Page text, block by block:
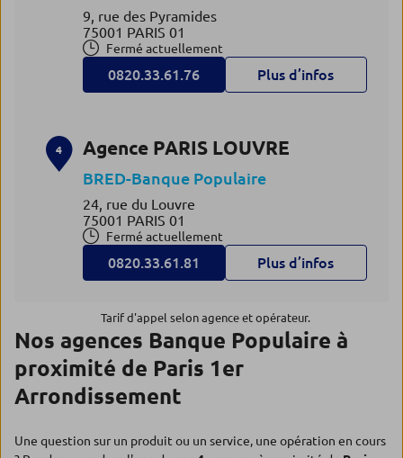
9, rue des Pyramides
75001 PARIS 01
Fermé actuellement
0820.33.61.76 Plus d’infos
4 Agence PARIS LOUVRE
BRED-Banque Populaire
24, rue du Louvre
75001 PARIS 01
Fermé actuellement
0820.33.61.81 Plus d’infos
Tarif d'appel selon agence et opérateur.
Nos agences Banque Populaire à
proximité de Paris 1er
Arrondissement
Une question sur un produit ou un service, une opération en cours